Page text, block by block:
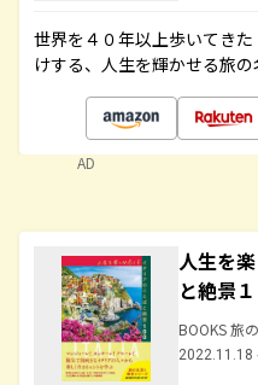
世界を４０年以上歩いてき
けする、人生を輝かせる旅
AD
人生を
と絶景
BOOKS 旅
2022.11.18